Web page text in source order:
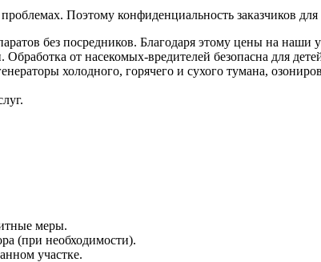
Поэтому конфиденциальность заказчиков
без посредников. Благодаря этому цены на наши
от насекомых-вредителей безопасна для
холодного, горячего и сухого тумана,
меры.
(при необходимости).
участке.